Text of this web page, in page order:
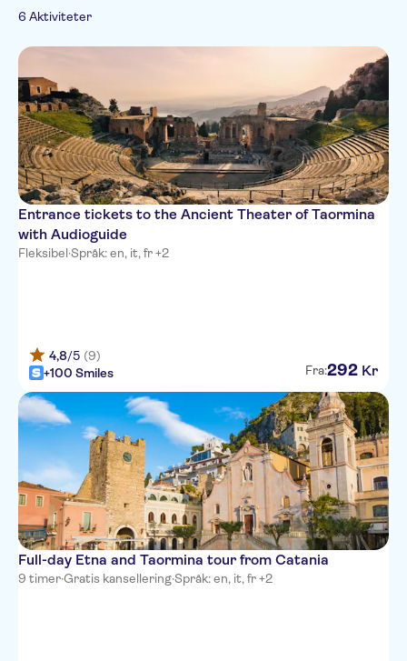
German
6 Aktiviteter
Entrance tickets to the Ancient Theater of Taormina
with Audioguide
Fleksibel·Språk: en, it, fr +2
4,8/5 (9)
+100 Smiles
Fra:292 Kr
Full-day Etna and Taormina tour from Catania
9 timer·Gratis kansellering·Språk: en, it, fr +2